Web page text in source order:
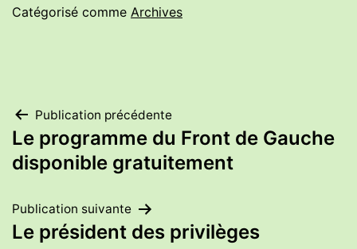
Catégorisé comme Archives
Navigation
de
l’article
Publication précédente
Le programme du Front de Gauche
disponible gratuitement
Publication suivante
Le président des privilèges